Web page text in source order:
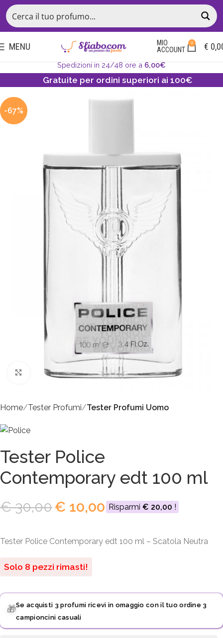
MENU
MIO
ACCOUNT
0 €
Spedizioni in 24/48 ore a6,00€
Gratuite per ordini superiori ai 100€
-67%
Click to enlarge
Home Tester Profumi Tester Profumi Uomo
Tester Police
Contemporary edt 100 ml
€30,00€ 10,00 Risparmi € 20,00 !
Tester Police Contemporary edt 100 ml – Scatola Neutra
Solo 8 pezzi rimasti!
🎁Se acquisti 3 profumi ricevi in omaggio con il tuo ordine 3
campioncini casuali